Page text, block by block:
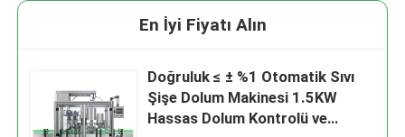
En İyi Fiyatı Alın
Doğruluk ≤ ± %1 Otomatik Sıvı
Şişe Dolum Makinesi 1.5KW
Hassas Dolum Kontrolü ve